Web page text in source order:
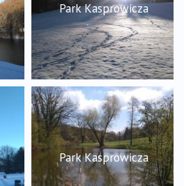
Park Kasprowicza
Park Kasprowicza